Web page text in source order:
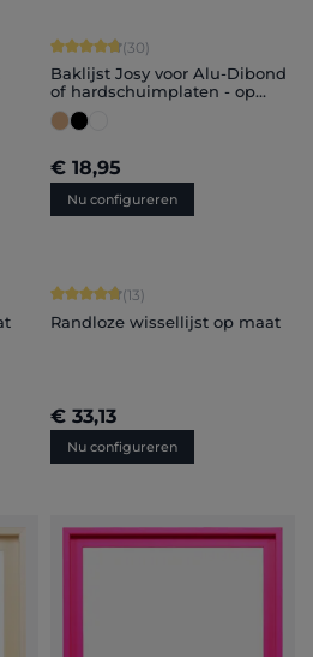
van 5 sterren
Gemiddelde waardering van 4.7 van
(30)
Baklijst Josy voor Alu-Dibond
of hardschuimplaten - op
maat
€ 18,95
Nu configureren
van 5 sterren
Gemiddelde waardering van 4.77
(13)
Randloze wissellijst op maat
€ 33,13
Nu configureren